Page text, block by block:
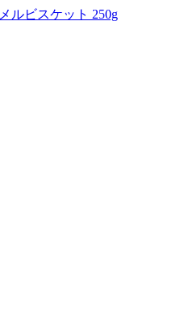
ルビスケット 250g